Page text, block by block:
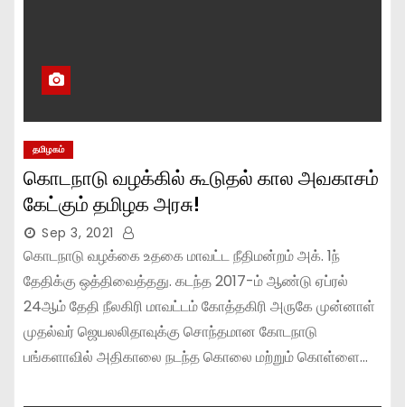
தமிழகம்
கொடநாடு வழக்கில் கூடுதல் கால அவகாசம்
கேட்கும் தமிழக அரசு!
Sep 3, 2021
கொடநாடு வழக்கை உதகை மாவட்ட நீதிமன்றம் அக். 1ந்
தேதிக்கு ஒத்திவைத்தது. கடந்த 2017-ம் ஆண்டு ஏப்ரல்
24ஆம் தேதி நீலகிரி மாவட்டம் கோத்தகிரி அருகே முன்னாள்
முதல்வர் ஜெயலலிதாவுக்கு சொந்தமான கோடநாடு
பங்களாவில் அதிகாலை நடந்த கொலை மற்றும் கொள்ளை…